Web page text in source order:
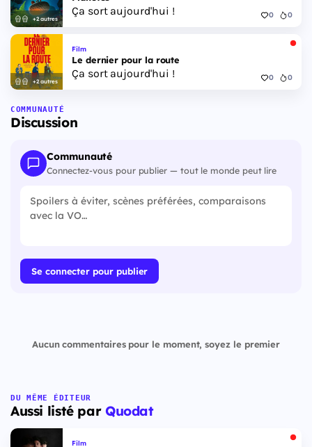
+2 autres
Ça sort aujourd'hui ! 0 0
+2 autres
Film
Le dernier pour la route
Ça sort aujourd'hui ! 0 0
COMMUNAUTÉ
Discussion
Communauté
Connectez-vous pour publier — tout le monde peut lire
Se connecter pour publier
Aucun commentaires pour le moment, soyez le premier
DU MÊME ÉDITEUR
Aussi listé par Quodat
Film